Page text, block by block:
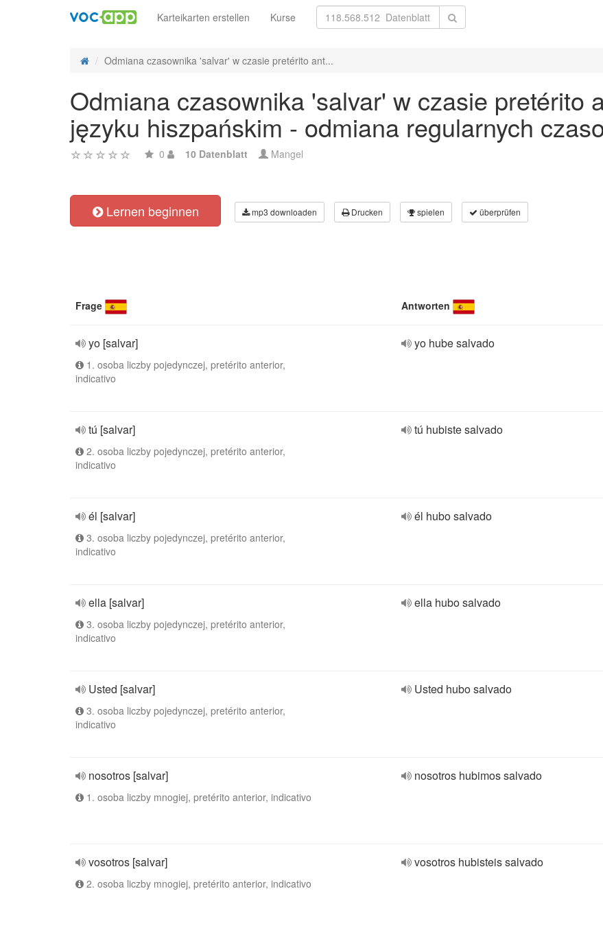
Karteikarten erstellen Kurse
Odmiana czasownika 'salvar' w czasie pretérito ant...
Odmiana czasownika 'salvar' w czasie pretérito
języku hiszpańskim - odmiana regularnych
0 10 Datenblatt Mangel
Lernen beginnen mp3 downloaden Drucken spielen überprüfen
Frage Antworten
yo [salvar]
1. osoba liczby pojedynczej, pretérito anterior,
indicativo
yo hube salvado
tú [salvar]
2. osoba liczby pojedynczej, pretérito anterior,
indicativo
tú hubiste salvado
él [salvar]
3. osoba liczby pojedynczej, pretérito anterior,
indicativo
él hubo salvado
ella [salvar]
3. osoba liczby pojedynczej, pretérito anterior,
indicativo
ella hubo salvado
Usted [salvar]
3. osoba liczby pojedynczej, pretérito anterior,
indicativo
Usted hubo salvado
nosotros [salvar]
1. osoba liczby mnogiej, pretérito anterior, indicativo
nosotros hubimos salvado
vosotros [salvar]
2. osoba liczby mnogiej, pretérito anterior, indicativo
vosotros hubisteis salvado